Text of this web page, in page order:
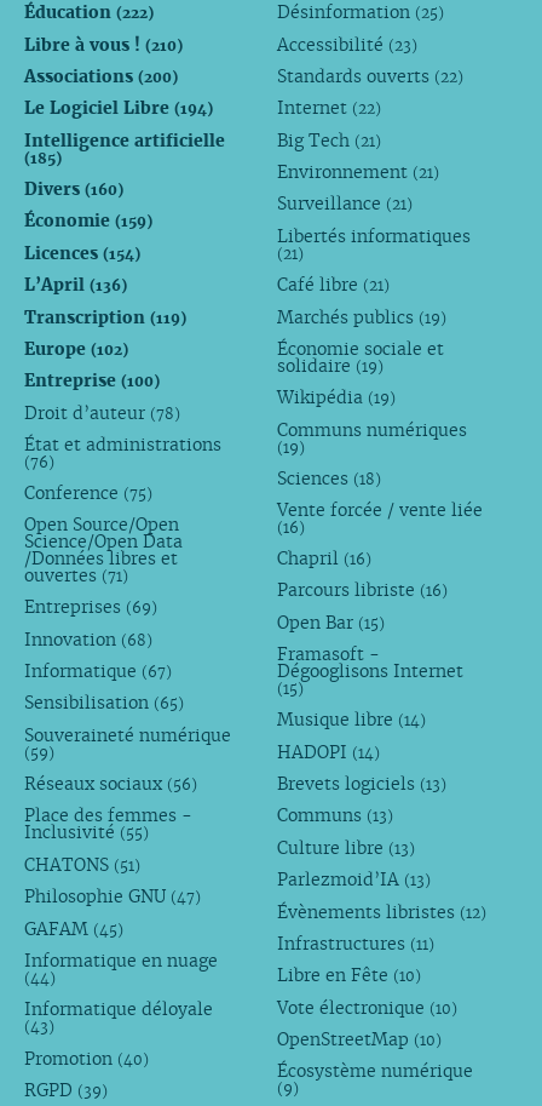
Éducation (222)
Libre à vous ! (210)
Associations (200)
Le Logiciel Libre (194)
Intelligence artificielle
(185)
Divers (160)
Économie (159)
Licences (154)
L’April (136)
Transcription (119)
Europe (102)
Entreprise (100)
Droit d’auteur (78)
État et administrations
(76)
Conference (75)
Open Source/Open
Science/Open Data
/Données libres et
ouvertes (71)
Entreprises (69)
Innovation (68)
Informatique (67)
Sensibilisation (65)
Souveraineté numérique
(59)
Réseaux sociaux (56)
Place des femmes -
Inclusivité (55)
CHATONS (51)
Philosophie GNU (47)
GAFAM (45)
Informatique en nuage
(44)
Informatique déloyale
(43)
Promotion (40)
RGPD (39)
Désinformation (25)
Accessibilité (23)
Standards ouverts (22)
Internet (22)
Big Tech (21)
Environnement (21)
Surveillance (21)
Libertés informatiques
(21)
Café libre (21)
Marchés publics (19)
Économie sociale et
solidaire (19)
Wikipédia (19)
Communs numériques
(19)
Sciences (18)
Vente forcée / vente liée
(16)
Chapril (16)
Parcours libriste (16)
Open Bar (15)
Framasoft -
Dégooglisons Internet
(15)
Musique libre (14)
HADOPI (14)
Brevets logiciels (13)
Communs (13)
Culture libre (13)
Parlezmoid’IA (13)
Évènements libristes (12)
Infrastructures (11)
Libre en Fête (10)
Vote électronique (10)
OpenStreetMap (10)
Écosystème numérique
(9)